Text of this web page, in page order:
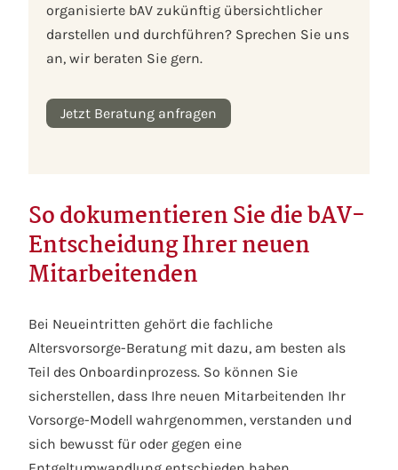
organisierte bAV zukünftig übersichtlicher
darstellen und durchführen? Sprechen Sie uns
an, wir beraten Sie gern.
Jetzt Beratung anfragen
So dokumentieren Sie die bAV-
Entscheidung Ihrer neuen
Mitarbeitenden
Bei Neueintritten gehört die fachliche
Altersvorsorge-Beratung mit dazu, am besten als
Teil des Onboardinprozess. So können Sie
sicherstellen, dass Ihre neuen Mitarbeitenden Ihr
Vorsorge-Modell wahrgenommen, verstanden und
sich bewusst für oder gegen eine